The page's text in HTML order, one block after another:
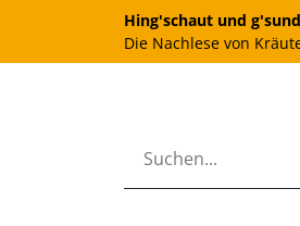
Hing'schaut und
Die Nachlese von